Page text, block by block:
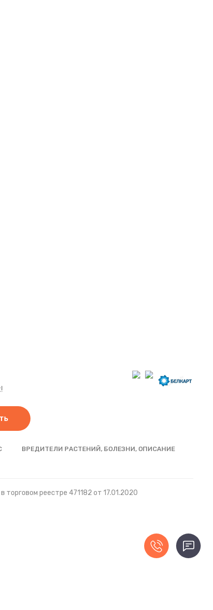
ВРЕДИТЕЛИ РАСТЕНИЙ, БОЛЕЗНИ, ОПИСАНИЕ
реестре 471182 от 17.01.2020